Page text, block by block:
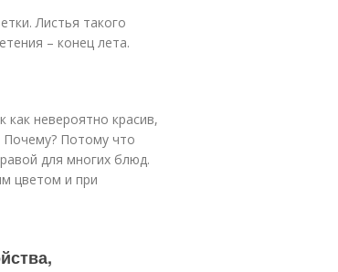
Листья такого
– конец лета.
невероятно красив,
Почему? Потому что
для многих блюд.
цветом и при